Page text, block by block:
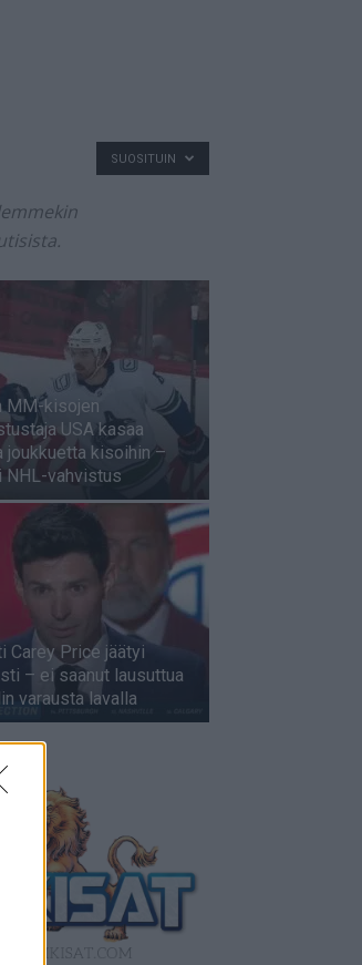
SUOSITUIN
MM-kisojen
USA kasaa
joukkuetta kisoihin –
NHL-vahvistus
Carey Price jäätyi
– ei saanut lausuttua
varausta lavalla